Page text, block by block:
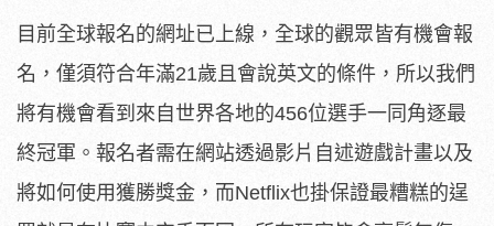
目前全球報名的網址已上線，全球的觀眾皆有機會報
名，僅須符合年滿21歲且會說英文的條件，所以我們
將有機會看到來自世界各地的456位選手一同角逐最
終冠軍。報名者需在網站透過影片自述遊戲計畫以及
將如何使用獲勝獎金，而Netflix也掛保證最糟糕的逞